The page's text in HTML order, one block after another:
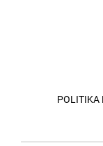
POLITIKA